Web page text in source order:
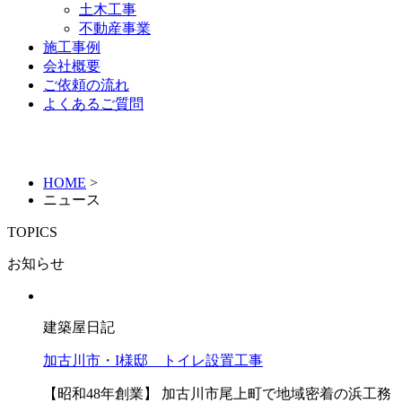
土木工事
不動産事業
施工事例
会社概要
ご依頼の流れ
よくあるご質問
HOME >
ニュース
TOPICS
お知らせ
建築屋日記
加古川市・I様邸 トイレ設置工事
【昭和48年創業】 加古川市尾上町で地域密着の浜工務